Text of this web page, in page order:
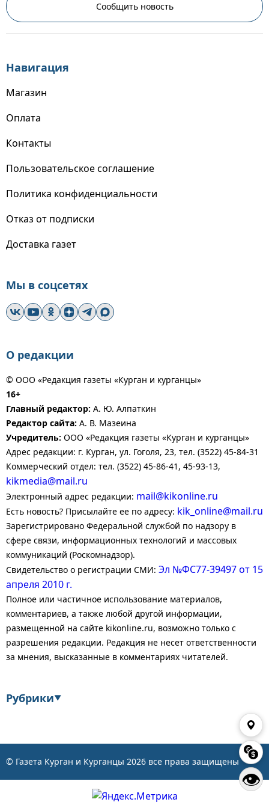
👁
Сообщить новость
Навигация
Магазин
Оплата
Контакты
Пользовательское соглашение
Политика конфиденциальности
Отказ от подписки
Доставка газет
Мы в соцсетях
О редакции
© ООО «Редакция газеты «Курган и курганцы»
16+
Главный редактор: А. Ю. Алпаткин
Редактор сайта: А. В. Мазеина
Учредитель: ООО «Редакция газеты «Курган и курганцы»
Адрес редакции: г. Курган, ул. Гоголя, 23, тел. (3522) 45-84-31
Коммерческий отдел: тел. (3522) 45-86-41, 45-93-13,
kikmedia@mail.ru
Электронный адрес редакции: mail@kikonline.ru
Есть новость? Присылайте ее по адресу: kik_online@mail.ru
Зарегистрировано Федеральной службой по надзору в
сфере связи, информационных технологий и массовых
коммуникаций (Роскомнадзор).
Свидетельство о регистрации СМИ: Эл №ФС77-39497 от 15
апреля 2010 г.
Полное или частичное использование материалов,
комментариев, а также любой другой информации,
размещенной на сайте kikonline.ru, возможно только с
разрешения редакции. Редакция не несет ответственности
за мнения, высказанные в комментариях читателей.
Рубрики▼
События
© Газета Курган и Курганцы 2026 все права защищены